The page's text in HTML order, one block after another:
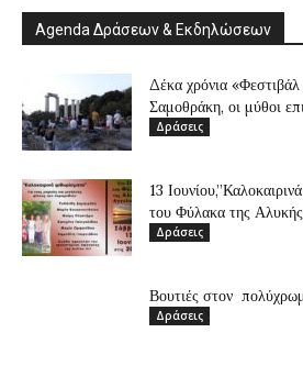
Agenda Δράσεων & Εκδηλώσεων
Δέκα χρόνια
Σαμοθράκη, οι μύθοι
Δράσεις
13
του Φύλακα της Αλυκής
Δράσεις
Βουτιές στον
Δράσεις